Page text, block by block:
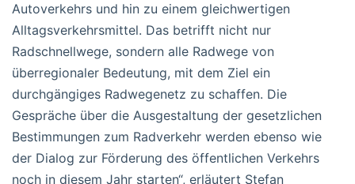
Autoverkehrs und hin zu einem gleichwertigen
Alltagsverkehrsmittel. Das betrifft nicht nur
Radschnellwege, sondern alle Radwege von
überregionaler Bedeutung, mit dem Ziel ein
durchgängiges Radwegenetz zu schaffen. Die
Gespräche über die Ausgestaltung der gesetzlichen
Bestimmungen zum Radverkehr werden ebenso wie
der Dialog zur Förderung des öffentlichen Verkehrs
noch in diesem Jahr starten“, erläutert Stefan